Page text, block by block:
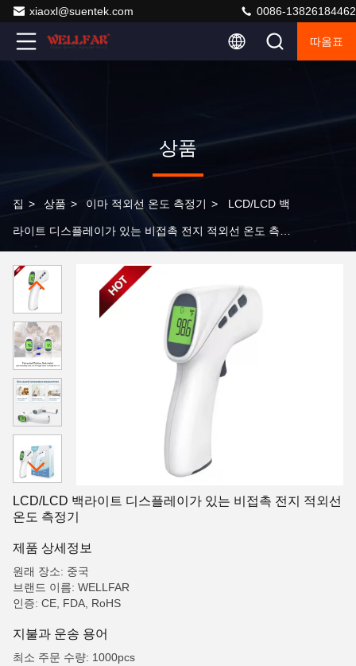
xiaoxl@suentek.com 0086-13826184462
따옴표
상품
집 > 상품 > 이마 적외선 온도 측정기 > LCD/LCD 백
라이트 디스플레이가 있는 비접촉 전지 적외선 온도 측정
LCD/LCD 백라이트 디스플레이가 있는 비접촉 전지 적외선
온도 측정기
제품 상세정보
원래 장소: 중국
브랜드 이름: WELLFAR
인증: CE, FDA, RoHS
지불과 운송 용어
최소 주문 수량: 1000pcs